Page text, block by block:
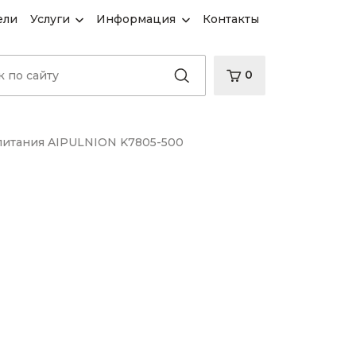
Услуги Информация Контакты
0
AIPULNION K7805-500